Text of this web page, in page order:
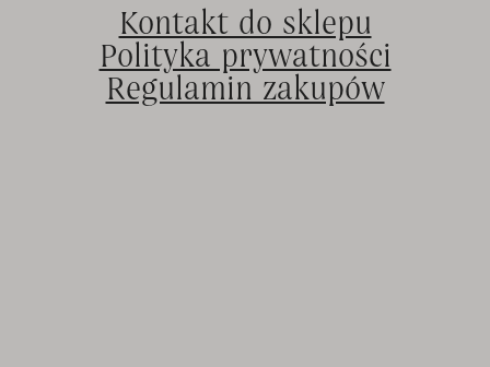
Kontakt do sklepu
Polityka prywatności
Regulamin zakupów